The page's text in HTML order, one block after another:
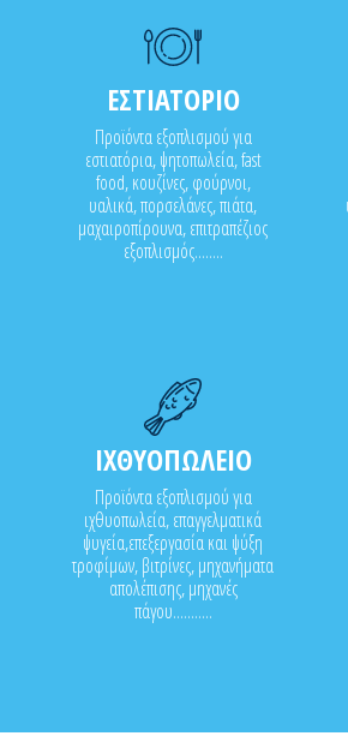
ΕΣΤΙΑΤΟΡΙΟ
Προϊόντα εξοπλισμού για
εστιατόρια, ψητοπωλεία, fast
food, κουζίνες, φούρνοι,
υαλικά, πορσελάνες, πιάτα,
μαχαιροπίρουνα, επιτραπέζιος
εξοπλισμός........
ΙΧΘΥΟΠΩΛΕΙΟ
Προϊόντα εξοπλισμού για
ιχθυοπωλεία, επαγγελματικά
ψυγεία,επεξεργασία και ψύξη
τροφίμων, βιτρίνες, μηχανήματα
απολέπισης, μηχανές
πάγου...........